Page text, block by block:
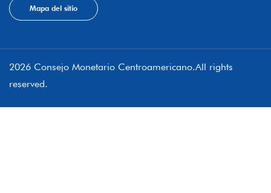
Mapa del sitio
2026 Consejo Monetario Centroamericano.All rights
reserved.